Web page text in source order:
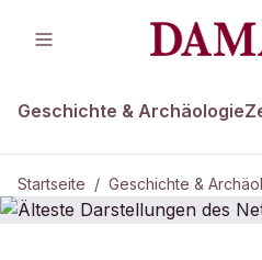
Geschichte & Archäologie
Startseite / Geschichte &